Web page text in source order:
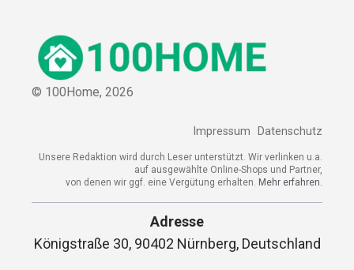
© 100Home, 2026
Impressum Datenschutz
Unsere Redaktion wird durch Leser unterstützt. Wir verlinken u.a.
auf ausgewählte Online-Shops und Partner,
von denen wir ggf. eine Vergütung erhalten. Mehr erfahren.
Adresse
Königstraße 30, 90402 Nürnberg, Deutschland